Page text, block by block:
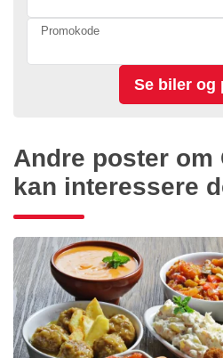
Promokode
Andre poster om
kan interessere